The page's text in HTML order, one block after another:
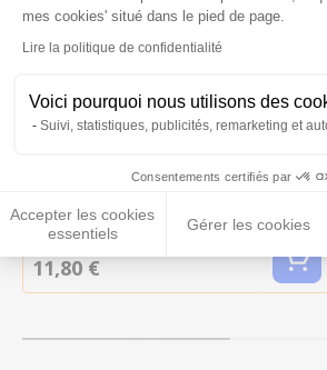
mes cookies' situé dans le pied de page.
Lire la politique de confidentialité
Voici pourquoi nous utilisons des
Suivi, statistiques, publicités, remarketing et
Consentements certifiés par
Accepter les cookies
essentiels
Gérer les cookies
Axeptio consent
chien et chat 100ML -
Francodex
11,80 €